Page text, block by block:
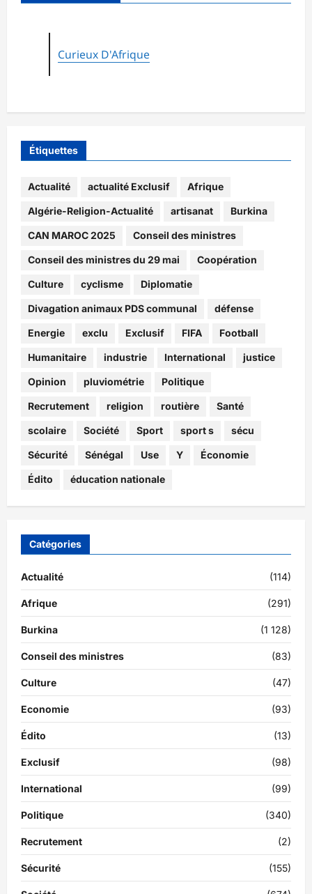
Curieux D'Afrique
Étiquettes
Actualité actualité Exclusif Afrique
Algérie-Religion-Actualité artisanat Burkina
CAN MAROC 2025 Conseil des ministres
Conseil des ministres du 29 mai Coopération
Culture cyclisme Diplomatie
Divagation animaux PDS communal défense
Energie exclu Exclusif FIFA Football
Humanitaire industrie International justice
Opinion pluviométrie Politique
Recrutement religion routière Santé
scolaire Société Sport sport s sécu
Sécurité Sénégal Use Y Économie
Édito éducation nationale
Catégories
Actualité (114)
Afrique (291)
Burkina (1 128)
Conseil des ministres (83)
Culture (47)
Economie (93)
Édito (13)
Exclusif (98)
International (99)
Politique (340)
Recrutement (2)
Sécurité (155)